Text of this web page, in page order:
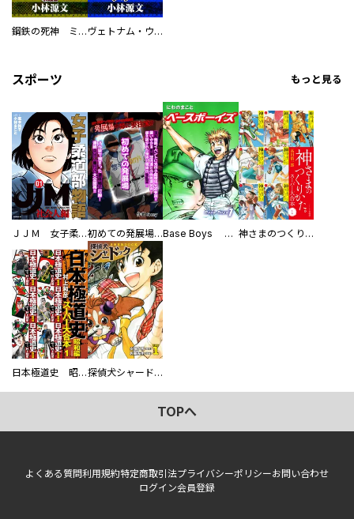
鋼鉄の死神 ミヒャエル・ビットマン戦記 ヴェトナム・ウォー VIETNAM WAR
スポーツ もっと見る
ＪＪＭ 女子柔道部物語 社会人編 初めての発展場 【白抜き修正版】 Base Boys 新装版 神さまのつくりかた。スーパー大合本
日本極道史 昭和編 スーパー大合本 探偵犬シャードック（新装版）
TOPへ
よくある質問利用規約特定商取引法プライバシーポリシーお問い合わせ
ログイン会員登録